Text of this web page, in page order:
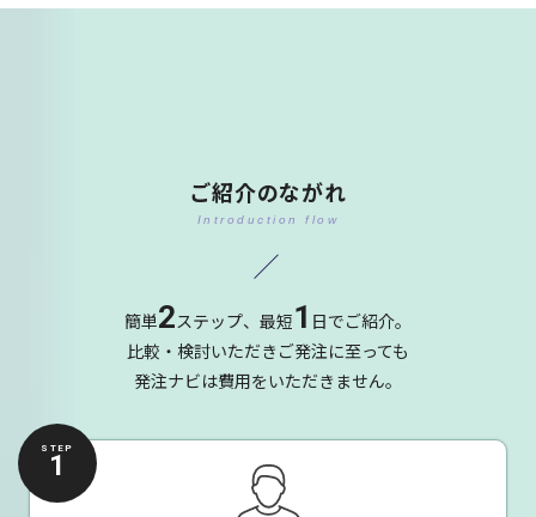
ご紹介のながれ
Introduction flow
簡単2ステップ、最短1 日でご紹介。
比較・検討いただきご発注に至っても
発注ナビは費用をいただきません。
STEP
1